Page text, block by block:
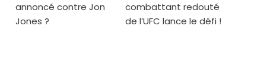
annoncé contre Jon
Jones ?
combattant redouté
de l’UFC lance le défi !